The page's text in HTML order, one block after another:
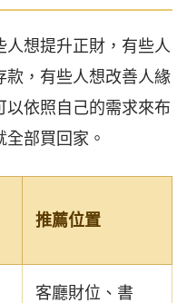
想提升正財，有些人
款，有些人想改善人緣
依照自己的需求來布
部買回家。
推薦位置
客廳財位、書